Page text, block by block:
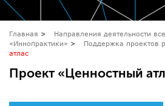
Главная
Направления деятельности
«Иннопрактики»
Поддержка проектов
атлас
Проект «Ценностный